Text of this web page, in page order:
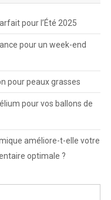
pour l’Été 2025
pour un week-end
pour peaux grasses
pour vos ballons de
améliore-t-elle votre
optimale ?